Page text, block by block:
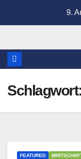
9.
FEATURED